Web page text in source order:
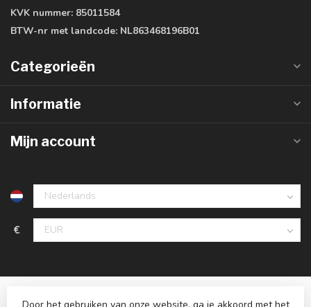
KVK nummer: 85011584
BTW-nr met landcode: NL863468196B01
Categorieën
Informatie
Mijn account
€